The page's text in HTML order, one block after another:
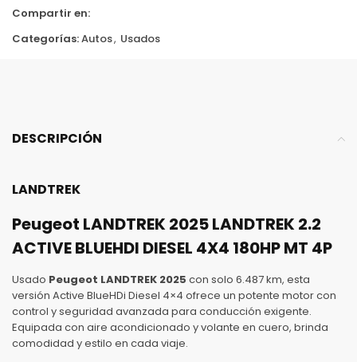
Compartir en:
Categorías:Autos, Usados
DESCRIPCIÓN
LANDTREK
Peugeot LANDTREK 2025 LANDTREK 2.2
ACTIVE BLUEHDI DIESEL 4X4 180HP MT 4P
Usado Peugeot LANDTREK 2025 con solo 6.487 km, esta
versión Active BlueHDi Diesel 4×4 ofrece un potente motor con
control y seguridad avanzada para conducción exigente.
Equipada con aire acondicionado y volante en cuero, brinda
comodidad y estilo en cada viaje.